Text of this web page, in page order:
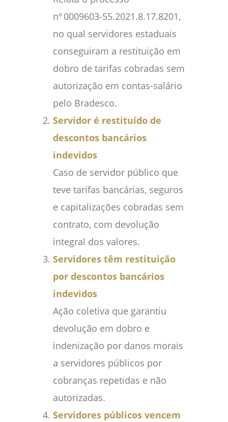
nº 0009603‑55.2021.8.17.8201,
no qual servidores estaduais
conseguiram a restituição em
dobro de tarifas cobradas sem
autorização em contas-salário
pelo Bradesco.
Servidor é restituído de
descontos bancários
indevidos
Caso de servidor público que
teve tarifas bancárias, seguros
e capitalizações cobradas sem
contrato, com devolução
integral dos valores.
Servidores têm restituição
por descontos bancários
indevidos
Ação coletiva que garantiu
devolução em dobro e
indenização por danos morais
a servidores públicos por
cobranças repetidas e não
autorizadas.
Servidores públicos vencem